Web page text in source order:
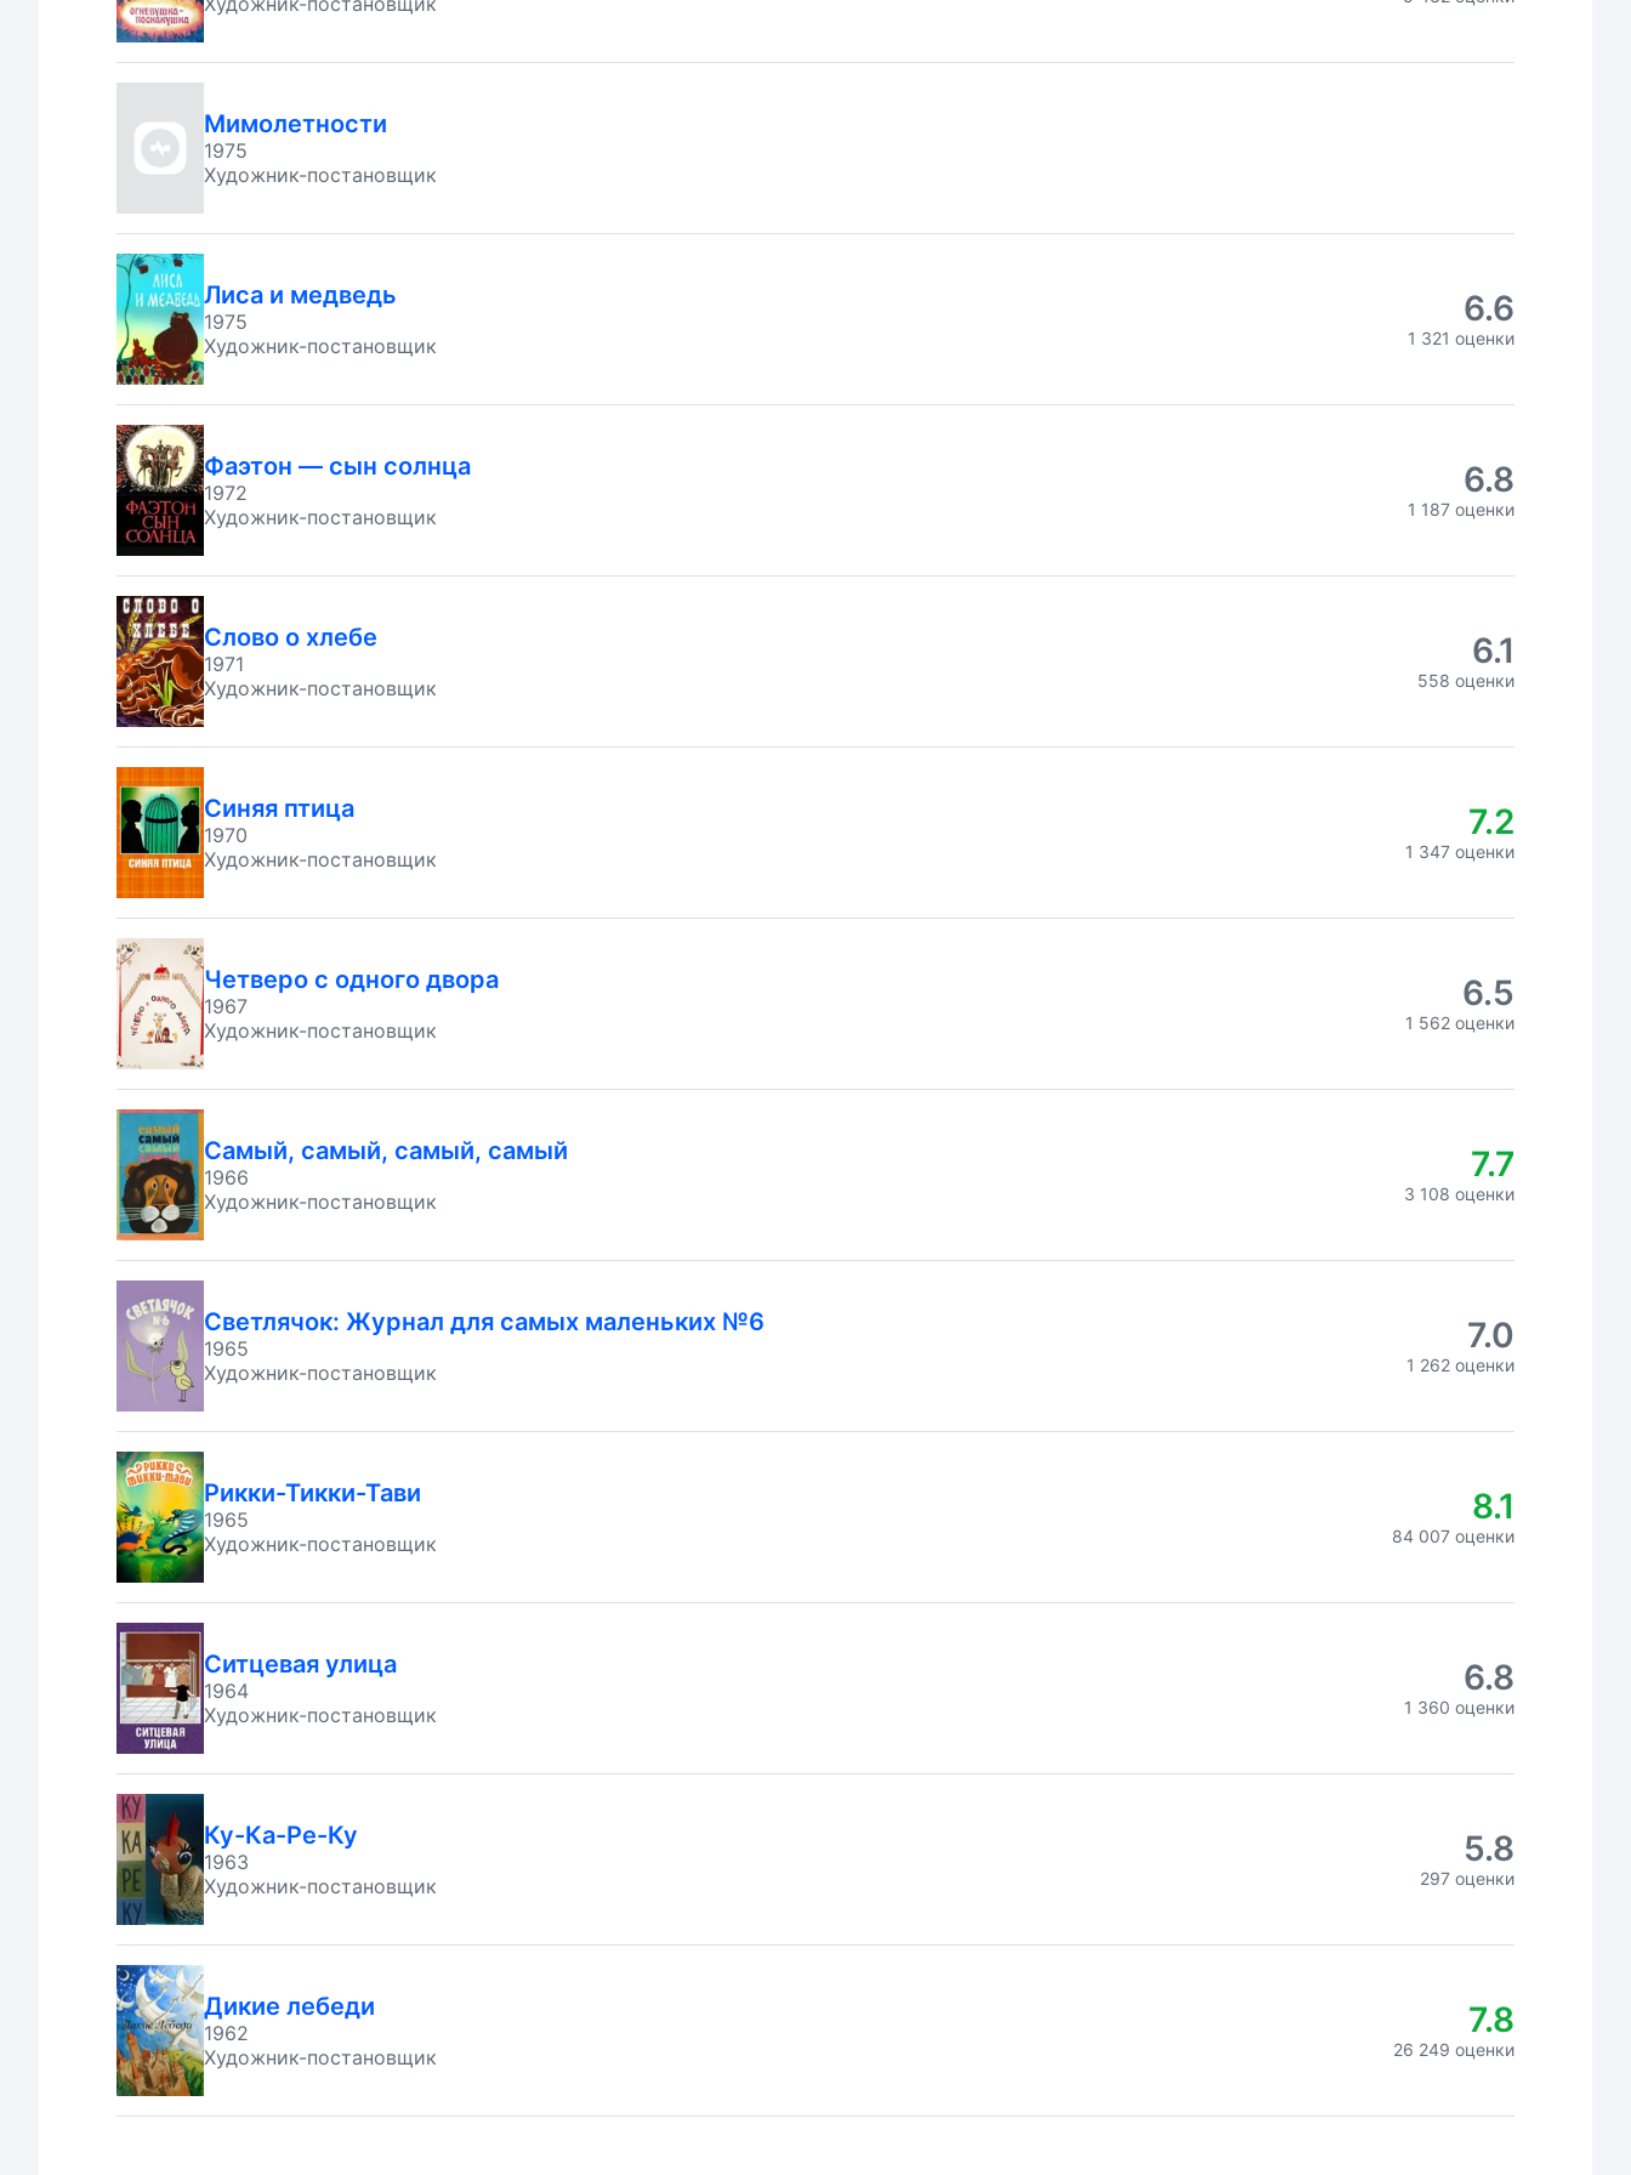
Мимолетности
1975
Художник-постановщик
Лиса и медведь
1975
Художник-постановщик
6.6
1 321 оценки
Фаэтон — сын солнца
1972
Художник-постановщик
6.8
1 187 оценки
Слово о хлебе
1971
Художник-постановщик
6.1
558 оценки
Синяя птица
1970
Художник-постановщик
7.2
1 347 оценки
Четверо с одного двора
1967
Художник-постановщик
6.5
1 562 оценки
Самый, самый, самый, самый
1966
Художник-постановщик
7.7
3 108 оценки
Светлячок: Журнал для самых маленьких №6
1965
Художник-постановщик
7.0
1 262 оценки
Рикки-Тикки-Тави
1965
Художник-постановщик
8.1
84 007 оценки
Ситцевая улица
1964
Художник-постановщик
6.8
1 360 оценки
Ку-Ка-Ре-Ку
1963
Художник-постановщик
5.8
297 оценки
Дикие лебеди
1962
Художник-постановщик
7.8
26 249 оценки